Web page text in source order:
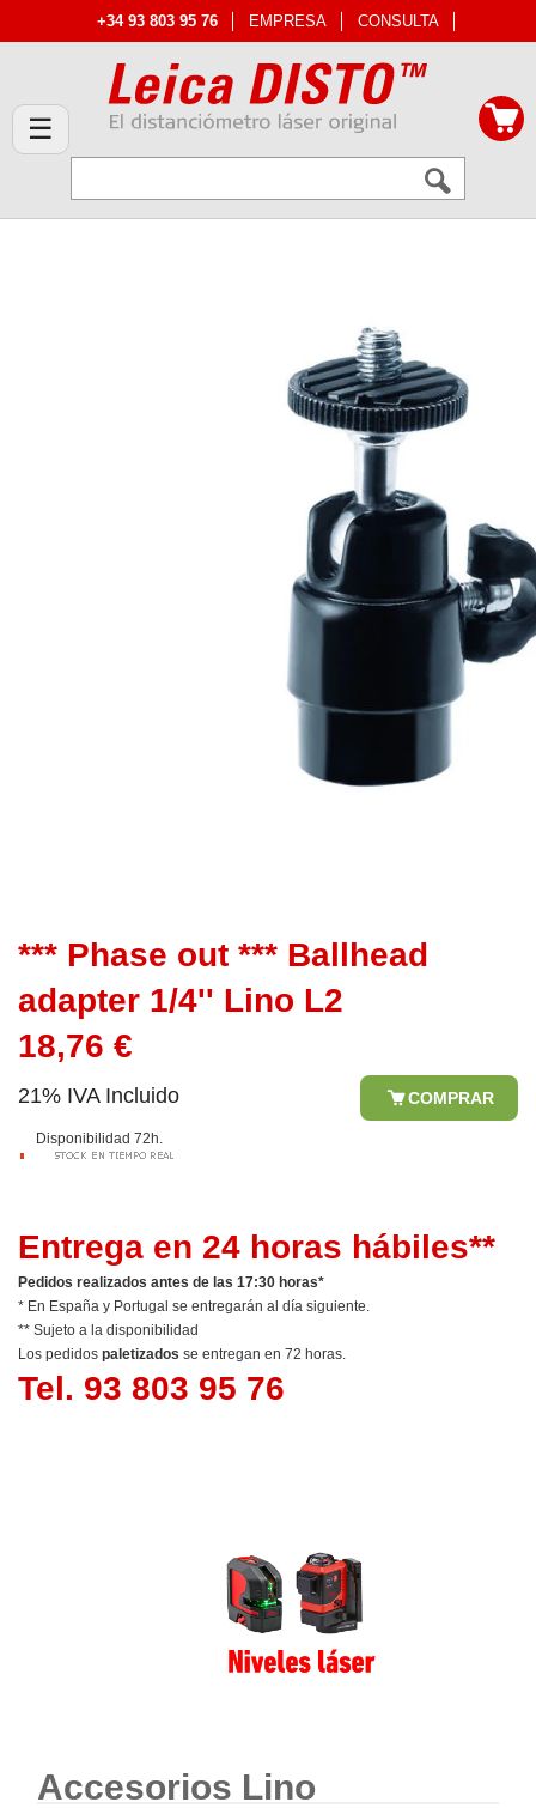
+34 93 803 95 76 EMPRESA CONSULTA
☰
*** Phase out *** Ballhead
adapter 1/4'' Lino L2
18,76 €
21% IVA Incluido
Disponibilidad 72h.
COMPRAR
Entrega en 24 horas hábiles**
Pedidos realizados antes de las 17:30 horas*
* En España y Portugal se entregarán al día siguiente.
** Sujeto a la disponibilidad
Los pedidos paletizados se entregan en 72 horas.
Tel. 93 803 95 76
Accesorios Lino